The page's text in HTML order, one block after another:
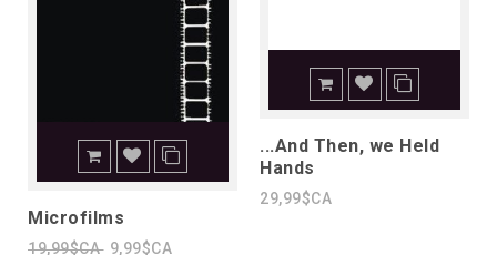
Microfilms
19,99$CA 9,99$CA
...And Then, we Held
Hands
29,99$CA